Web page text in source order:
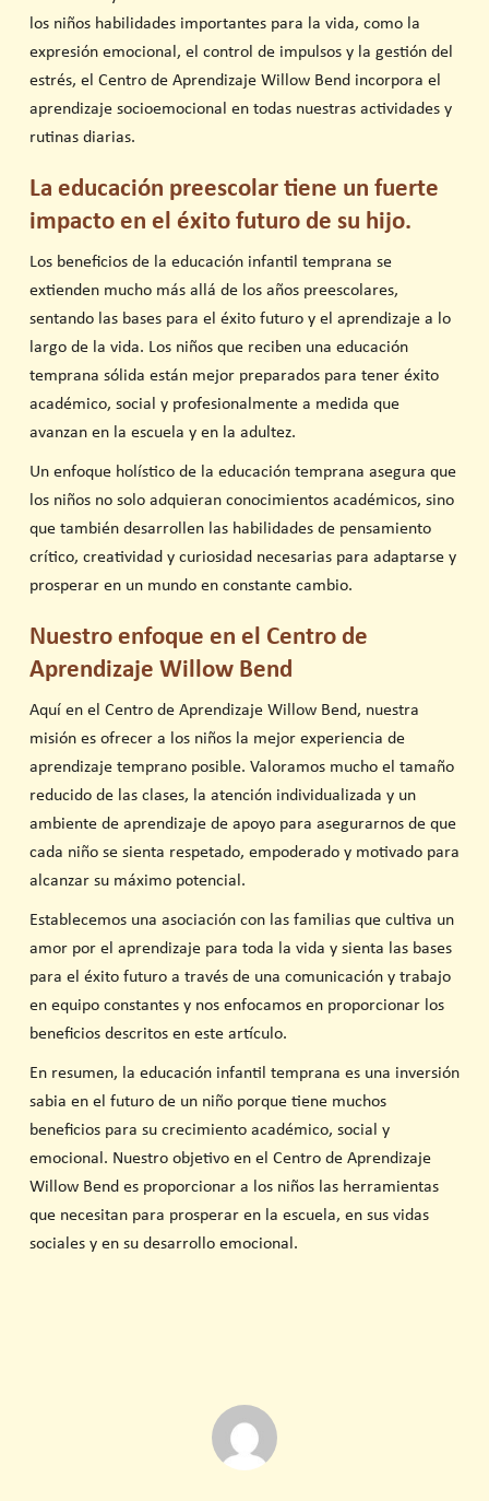
los niños habilidades importantes para la vida, como la
expresión emocional, el control de impulsos y la gestión del
estrés, el Centro de Aprendizaje Willow Bend incorpora el
aprendizaje socioemocional en todas nuestras actividades y
rutinas diarias.
La educación preescolar tiene un fuerte
impacto en el éxito futuro de su hijo.
Los beneficios de la educación infantil temprana se
extienden mucho más allá de los años preescolares,
sentando las bases para el éxito futuro y el aprendizaje a lo
largo de la vida. Los niños que reciben una educación
temprana sólida están mejor preparados para tener éxito
académico, social y profesionalmente a medida que
avanzan en la escuela y en la adultez.
Un enfoque holístico de la educación temprana asegura que
los niños no solo adquieran conocimientos académicos, sino
que también desarrollen las habilidades de pensamiento
crítico, creatividad y curiosidad necesarias para adaptarse y
prosperar en un mundo en constante cambio.
Nuestro enfoque en el Centro de
Aprendizaje Willow Bend
Aquí en el Centro de Aprendizaje Willow Bend, nuestra
misión es ofrecer a los niños la mejor experiencia de
aprendizaje temprano posible. Valoramos mucho el tamaño
reducido de las clases, la atención individualizada y un
ambiente de aprendizaje de apoyo para asegurarnos de que
cada niño se sienta respetado, empoderado y motivado para
alcanzar su máximo potencial.
Establecemos una asociación con las familias que cultiva un
amor por el aprendizaje para toda la vida y sienta las bases
para el éxito futuro a través de una comunicación y trabajo
en equipo constantes y nos enfocamos en proporcionar los
beneficios descritos en este artículo.
En resumen, la educación infantil temprana es una inversión
sabia en el futuro de un niño porque tiene muchos
beneficios para su crecimiento académico, social y
emocional. Nuestro objetivo en el Centro de Aprendizaje
Willow Bend es proporcionar a los niños las herramientas
que necesitan para prosperar en la escuela, en sus vidas
sociales y en su desarrollo emocional.